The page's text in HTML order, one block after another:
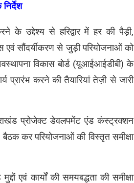
के उद्देश्य से हरिद्वार में हर की पैड़ी,
एवं सौंदर्यीकरण से जुड़ी परियोजनाओं को
विकास बोर्ड (यूआईआईडीबी) के
करने की तैयारियां तेज़ी से जारी
प्रोजेक्ट डेवलपमेंट एंड कंस्ट्रक्शन
बैठक कर परियोजनाओं की विस्तृत समीक्षा
एवं कार्यों की समयबद्धता की समीक्षा